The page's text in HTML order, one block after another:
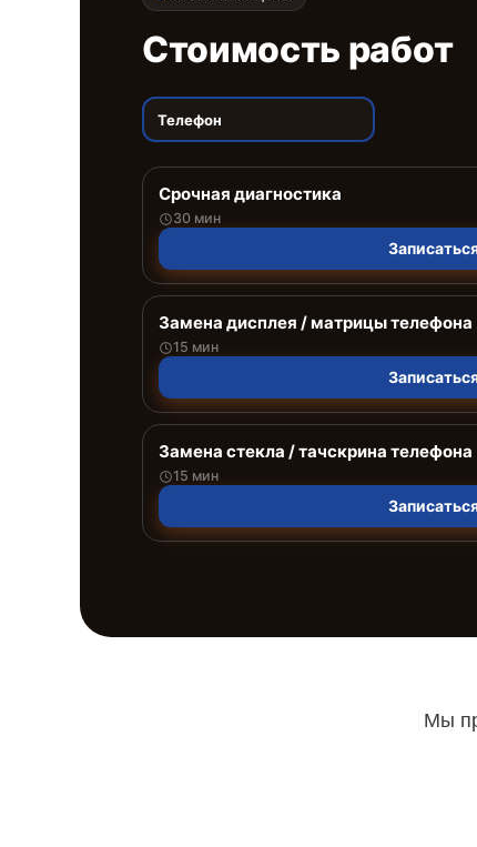
Стоимость работ
Телефон
Срочная диагностика
30 мин
Замена дисплея / матрицы телефона
15 мин
Замена стекла / тачскрина телефона
15 мин
Мы